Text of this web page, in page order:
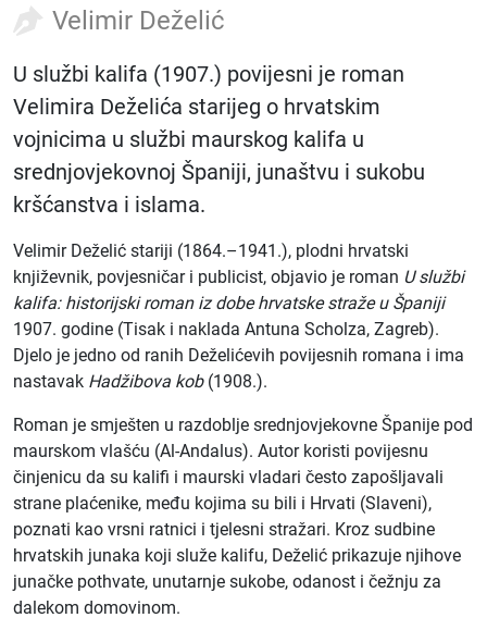
Velimir Deželić
U službi kalifa (1907.) povijesni je roman
Velimira Deželića starijeg o hrvatskim
vojnicima u službi maurskog kalifa u
srednjovjekovnoj Španiji, junaštvu i sukobu
kršćanstva i islama.
Velimir Deželić stariji (1864.–1941.), plodni hrvatski
književnik, povjesničar i publicist, objavio je roman U službi
kalifa: historijski roman iz dobe hrvatske straže u Španiji
1907. godine (Tisak i naklada Antuna Scholza, Zagreb).
Djelo je jedno od ranih Deželićevih povijesnih romana i ima
nastavak Hadžibova kob(1908.).
Roman je smješten u razdoblje srednjovjekovne Španije pod
maurskom vlašću (Al-Andalus). Autor koristi povijesnu
činjenicu da su kalifi i maurski vladari često zapošljavali
strane plaćenike, među kojima su bili i Hrvati (Slaveni),
poznati kao vrsni ratnici i tjelesni stražari. Kroz sudbine
hrvatskih junaka koji služe kalifu, Deželić prikazuje njihove
junačke pothvate, unutarnje sukobe, odanost i čežnju za
dalekom domovinom.